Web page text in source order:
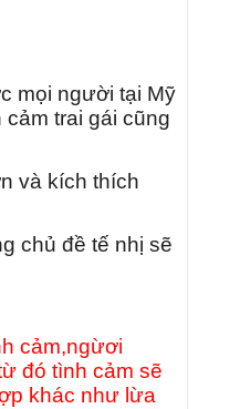
mọi người tại Mỹ
trai gái cũng
và kích thích
chủ đề tế nhị sẽ
cảm,ngừơi
đó tình cảm sẽ
khác như lừa